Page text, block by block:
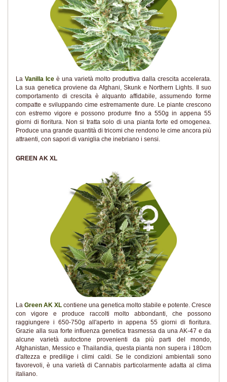
La Vanilla Ice è una varietà molto produttiva dalla crescita accelerata.
La sua genetica proviene da Afghani, Skunk e Northern Lights. Il suo
comportamento di crescita è alquanto affidabile, assumendo forme
compatte e sviluppando cime estremamente dure. Le piante crescono
con estremo vigore e possono produrre fino a 550g in appena 55
giorni di fioritura. Non si tratta solo di una pianta forte ed omogenea.
Produce una grande quantità di tricomi che rendono le cime ancora più
attraenti, con sapori di vaniglia che inebriano i sensi.
GREEN AK XL
La Green AK XL contiene una genetica molto stabile e potente. Cresce
con vigore e produce raccolti molto abbondanti, che possono
raggiungere i 650-750g all'aperto in appena 55 giorni di fioritura.
Grazie alla sua forte influenza genetica trasmessa da una AK-47 e da
alcune varietà autoctone provenienti da più parti del mondo,
Afghanistan, Messico e Thailandia, questa pianta non supera i 180cm
d'altezza e predilige i climi caldi. Se le condizioni ambientali sono
favorevoli, è una varietà di Cannabis particolarmente adatta al clima
italiano.